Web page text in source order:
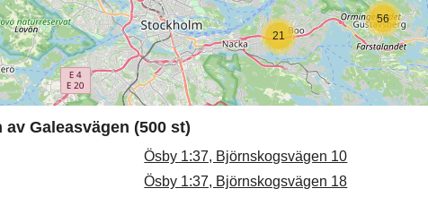
21
56
Galeasvägen (500 st)
Ösby 1:37, Björnskogsvägen 10
Ösby 1:37, Björnskogsvägen 18